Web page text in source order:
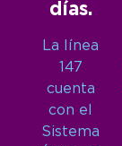
días.
La línea
147
cuenta
con el
Sistema